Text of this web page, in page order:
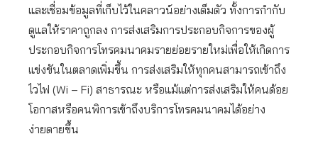
และเชื่อมข้อมูลที่เก็บไว้ในคลาวน์อย่างเต็มตัว ทั้งการกำกับ
ดูแลให้ราคาถูกลง การส่งเสริมการประกอบกิจการของผู้
ประกอบกิจการโทรคมนาคมรายย่อยรายใหม่เพื่อให้เกิดการ
แข่งขันในตลาดเพิ่มขึ้น การส่งเสริมให้ทุกคนสามารถเข้าถึง
ไวไฟ (Wi – Fi) สาธารณะ หรือแม้แต่การส่งเสริมให้คนด้อย
โอกาสหรือคนพิการเข้าถึงบริการโทรคมนาคมได้อย่าง
ง่ายดายขึ้น